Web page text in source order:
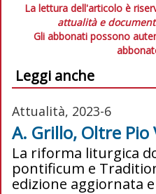
La lettura dell'articolo è
attualità e
Gli abbonati possono
Leggi anche
Attualità, 2023-6
A. Grillo, Oltre Pio
La riforma liturgica
pontificum e
edizione aggiornata